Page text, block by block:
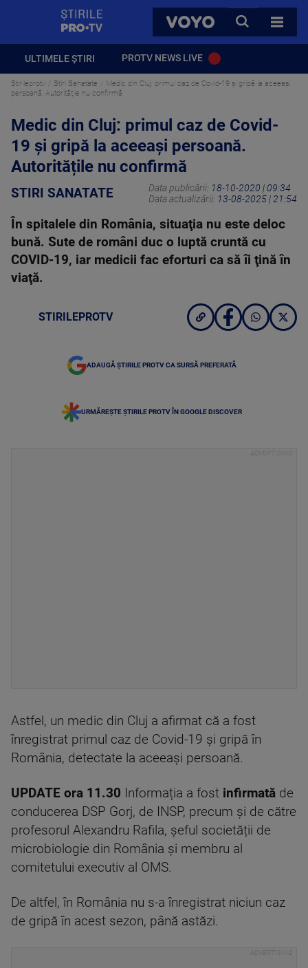
VOYO
CAUTA
TOATE
ULTIMELE ȘTIRI PROTV NEWS LIVE
Stirileprotv Stiri Sanatate
Medic din Cluj: primul caz de Covid-19 și gripă la aceeaşi
persoană. Autoritățile nu confirmă
Medic din Cluj: primul caz de Covid-
19 și gripă la aceeaşi persoană.
Autoritățile nu confirmă
STIRI SANATATE Data publicării: 18-10-2020 | 09:34
Data actualizării: 13-08-2025 | 21:54
În spitalele din România, situaţia nu este deloc
bună. Sute de români duc o luptă cruntă cu
COVID-19, iar medicii fac eforturi ca să îi ţină în
viaţă.
STIRILEPROTV
ADAUGĂ ȘTIRILE PROTV CA SURSĂ PREFERATĂ
URMĂREȘTE ȘTIRILE PROTV ÎN GOOGLE DISCOVER
Astfel, un medic din Cluj a afirmat că a fost
înregistrat primul caz de Covid-19 și gripă în
România, detectate la aceeaşi persoană.
UPDATE ora 11.30 Informația a fost infirmată de
conducerea DSP Gorj, de INSP, precum și de către
profesorul Alexandru Rafila, șeful societății de
microbiologie din România și membru al
comitetului executiv al OMS.
De altfel, în România nu s-a înregistrat niciun caz
de gripă în acest sezon, până astăzi.